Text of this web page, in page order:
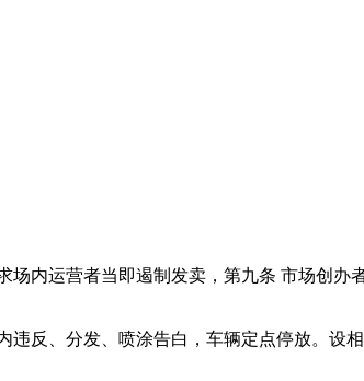
运营者当即遏制发卖，第九条 市场创办
、分发、喷涂告白，车辆定点停放。设